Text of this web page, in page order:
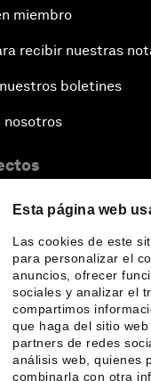
Esta página web
Las cookies de este
para personalizar el
anuncios, ofrecer
sociales y analizar el
compartimos
que haga del sitio
partners de redes
análisis web, quienes
combinarla con otra
miembro
recibir nuestras
boletines
nosotros
en el Foro
otros idiomas
本語